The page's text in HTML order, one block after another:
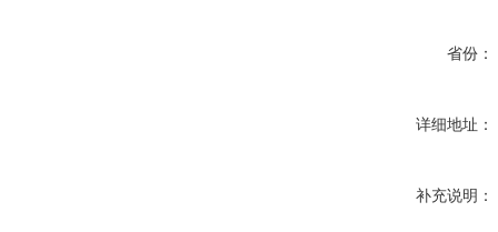
省份：
详细地址：
补充说明：